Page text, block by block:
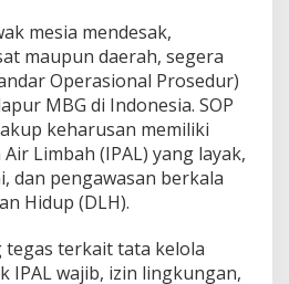
mesia mendesak,
maupun daerah, segera
Operasional Prosedur)
MBG di Indonesia. SOP
keharusan memiliki
Limbah (IPAL) yang layak,
dan pengawasan berkala
Hidup (DLH).
tegas terkait tata kelola
IPAL wajib, izin lingkungan,